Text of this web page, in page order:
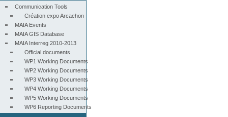
Communication Tools
Création expo Arcachon
MAIA Events
MAIA GIS Database
MAIA Interreg 2010-2013
Official documents
WP1 Working Documents
WP2 Working Documents
WP3 Working Documents
WP4 Working Documents
WP5 Working Documents
WP6 Reporting Documents